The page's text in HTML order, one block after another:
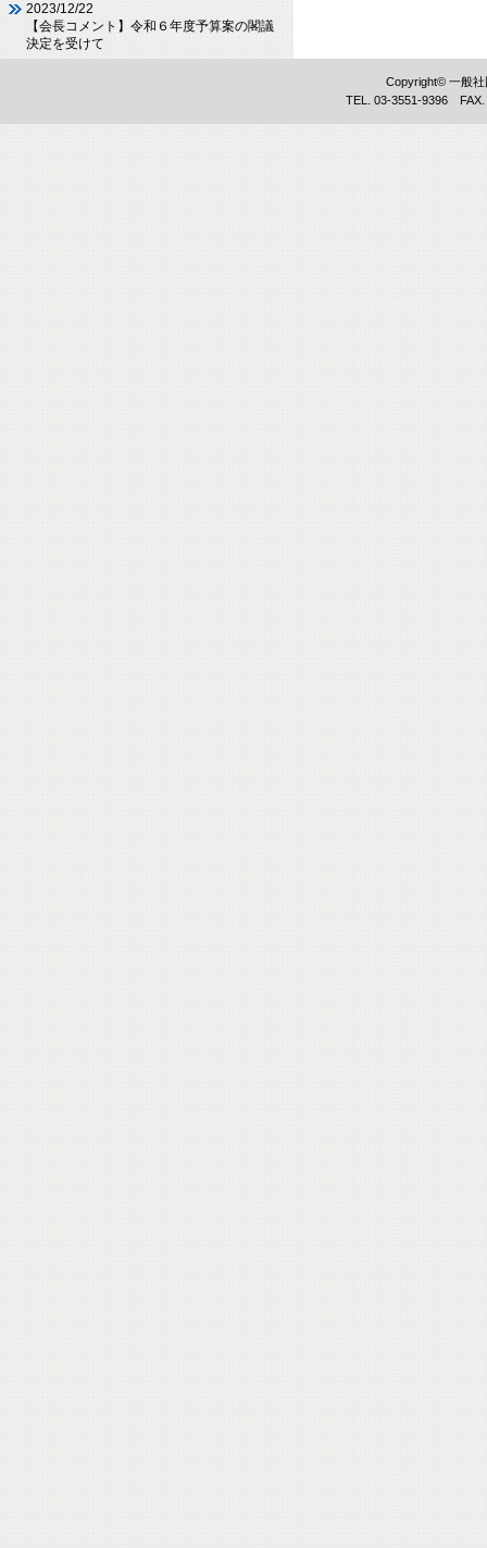
2023/12/22
【会長コメント】令和６年度予算案の閣議
決定を受けて
Copyright© 一般
TEL. 03-3551-9396